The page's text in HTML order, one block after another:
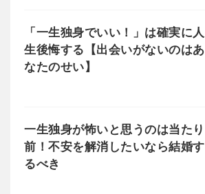
「一生独身でいい！」は確実に人
生後悔する【出会いがないのはあ
なたのせい】
一生独身が怖いと思うのは当たり
前！不安を解消したいなら結婚す
るべき